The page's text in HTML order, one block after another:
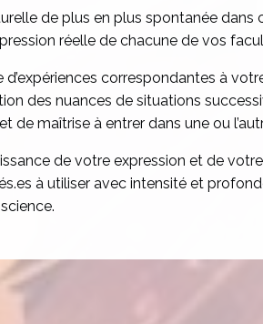
de plus en plus spontanée
réelle de chacune de vos
d’expériences correspondantes à
des nuances de situations
de maîtrise à entrer dans une ou
de votre expression et de
à utiliser avec intensité et